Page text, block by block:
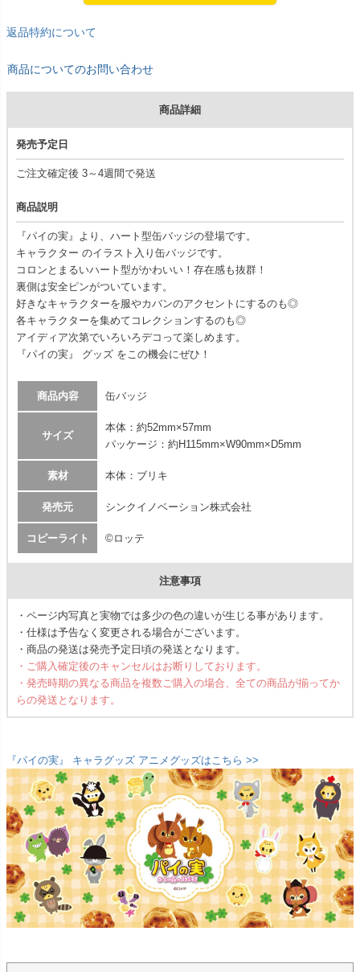
返品特約について
商品についてのお問い合わせ
商品詳細
発売予定日
ご注文確定後 3～4週間で発送
商品説明
『パイの実』より、ハート型缶バッジの登場です。
キャラクター のイラスト入り缶バッジです。
コロンとまるいハート型がかわいい！存在感も抜群！
裏側は安全ピンがついています。
好きなキャラクターを服やカバンのアクセントにするのも◎
各キャラクターを集めてコレクションするのも◎
アイディア次第でいろいろデコって楽しめます。
『パイの実』 グッズ をこの機会にぜひ！
商品内容 缶バッジ
サイズ
本体：約52mm×57mm
パッケージ：約H115mm×W90mm×D5mm
素材 本体：ブリキ
発売元 シンクイノベーション株式会社
コピーライト ©ロッテ
注意事項
・ページ内写真と実物では多少の色の違いが生じる事があります。
・仕様は予告なく変更される場合がございます。
・商品の発送は発売予定日頃の発送となります。
・ご購入確定後のキャンセルはお断りしております。
・発売時期の異なる商品を複数ご購入の場合、全ての商品が揃ってか
らの発送となります。
『パイの実』 キャラグッズ アニメグッズはこちら >>